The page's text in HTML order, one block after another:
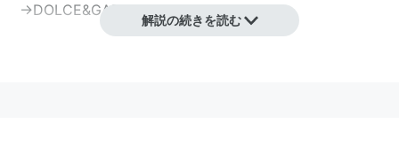
→DOLCE&GABBANA
解説の続きを読む